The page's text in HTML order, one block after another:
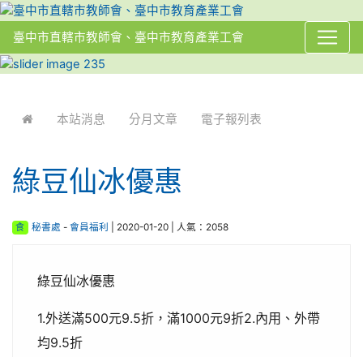
臺中市直轄市教師會、臺中市教育產業工會
本站消息 分月文章 電子報列表
綠豆仙冰優惠
食 秘書處 - 會員福利 | 2020-01-20 | 人氣：2058
綠豆仙冰優惠
1.外送滿500元9.5折，滿1000元9折2.內用、外帶
均9.5折